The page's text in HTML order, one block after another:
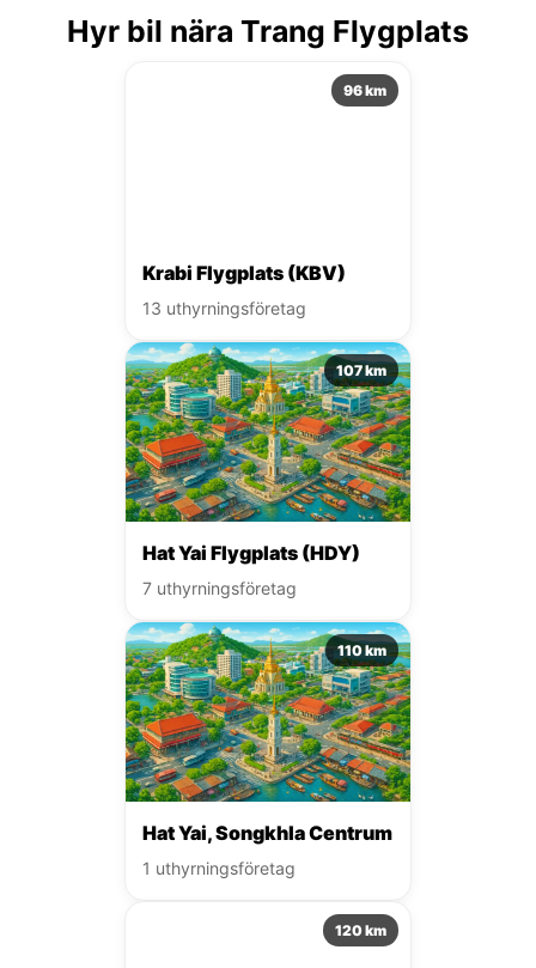
Hyr bil nära Trang Flygplats
96 km
Krabi Flygplats (KBV)
13 uthyrningsföretag
107 km
Hat Yai Flygplats (HDY)
7 uthyrningsföretag
110 km
Hat Yai, Songkhla Centrum
1 uthyrningsföretag
120 km